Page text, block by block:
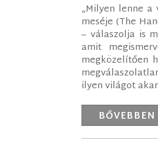
„Milyen lenne
meséje (The
– válaszolja is
amit
megközelítően
ilyen világot
BŐVEBBEN